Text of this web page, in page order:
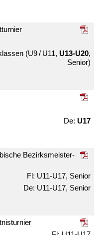
(U9 / U11, U13-U20,
Senior)
U17
Bezirks­meister­
U11-U17, Senior
U11-U17, Senior